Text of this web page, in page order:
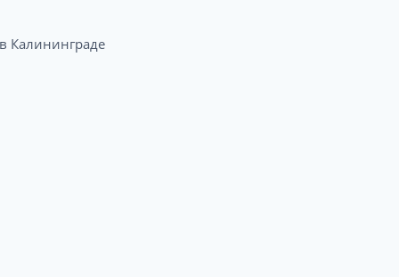
Калининграде​